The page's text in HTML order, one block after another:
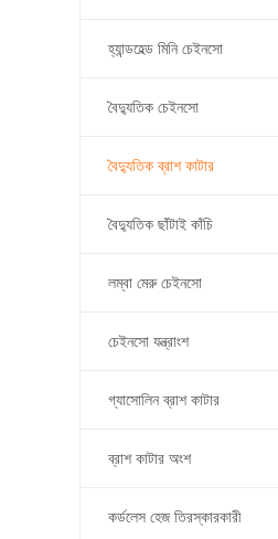
হ্যান্ডহেল্ড মিনি চেইনসো
বৈদ্যুতিক চেইনসো
বৈদ্যুতিক ব্রাশ কাটার
বৈদ্যুতিক ছাঁটাই কাঁচি
লম্বা মেরু চেইনসো
চেইনসো যন্ত্রাংশ
গ্যাসোলিন ব্রাশ কাটার
ব্রাশ কাটার অংশ
কর্ডলেস হেজ তিরস্কারকারী